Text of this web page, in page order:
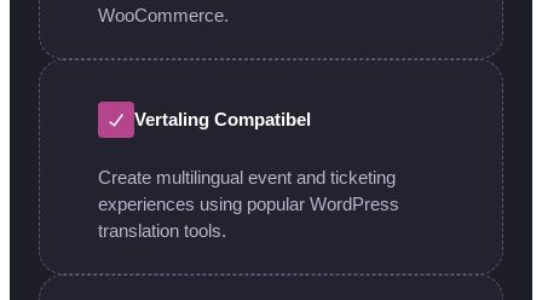
WooCommerce.
Vertaling Compatibel
Create multilingual event and ticketing
experiences using popular WordPress
translation tools.